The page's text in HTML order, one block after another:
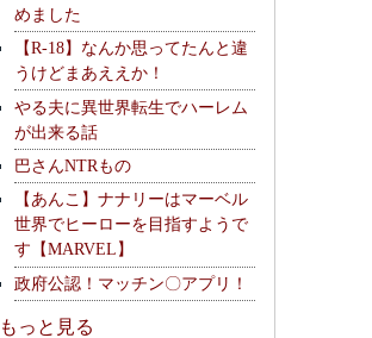
めました
【R-18】なんか思ってたんと違
うけどまあええか！
やる夫に異世界転生でハーレム
が出来る話
巴さんNTRもの
【あんこ】ナナリーはマーベル
世界でヒーローを目指すようで
す【MARVEL】
政府公認！マッチン〇アプリ！
もっと見る